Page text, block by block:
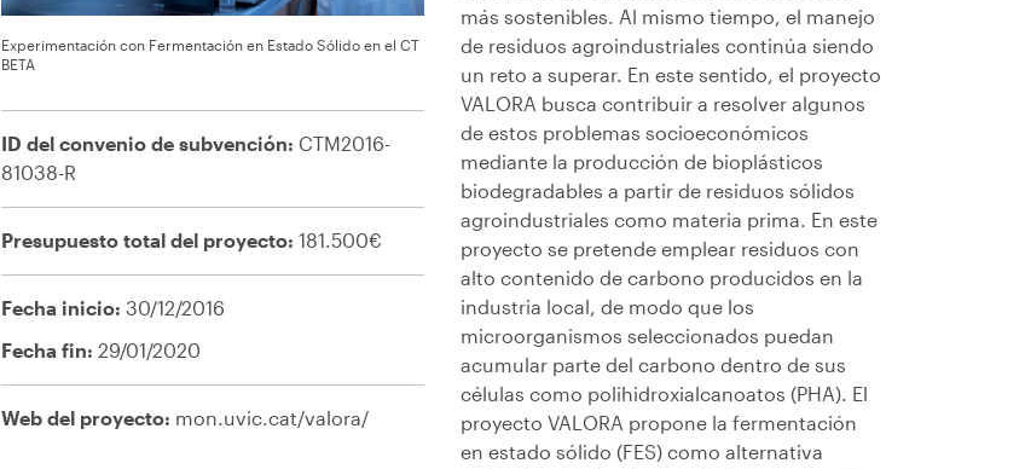
Experimentación con Fermentación en Estado Sólido en el CT
BETA
ID del convenio de subvención: CTM2016-
81038-R
Presupuesto total del proyecto: 181.500€
Fecha inicio: 30/12/2016
Fecha fin: 29/01/2020
Web del proyecto: mon.uvic.cat/valora/
más sostenibles. Al mismo tiempo, el manejo
de residuos agroindustriales continúa siendo
un reto a superar. En este sentido, el proyecto
VALORA busca contribuir a resolver algunos
de estos problemas socioeconómicos
mediante la producción de bioplásticos
biodegradables a partir de residuos sólidos
agroindustriales como materia prima. En este
proyecto se pretende emplear residuos con
alto contenido de carbono producidos en la
industria local, de modo que los
microorganismos seleccionados puedan
acumular parte del carbono dentro de sus
células como polihidroxialcanoatos (PHA). El
proyecto VALORA propone la fermentación
en estado sólido (FES) como alternativa